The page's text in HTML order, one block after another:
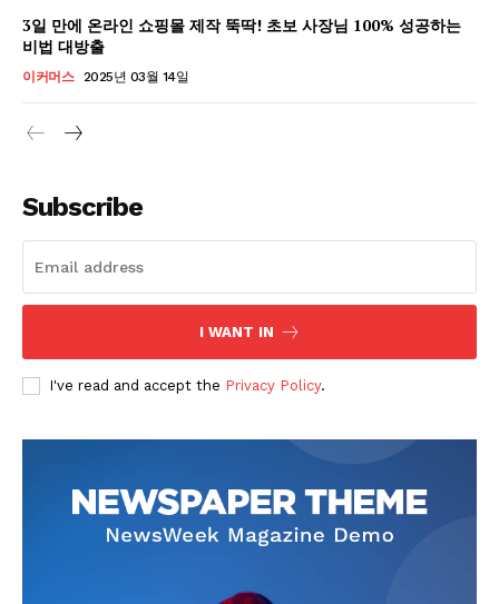
GB leader
SUBSCRIBE NOW
Company
3일 만에 온라인 쇼핑몰 제작 뚝딱! 초보 사장님 100% 성공하는
비법 대방출
이커머스 2025년 03월 14일
Subscribe
I WANT IN
I've read and accept the Privacy Policy.